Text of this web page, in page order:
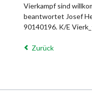
Vierkampf sind
beantwortet Josef
90140196. K/E
Zurück